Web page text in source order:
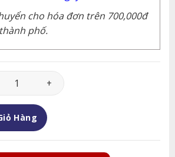
cho hóa đơn trên 700,000đ
phố.
Buồn - HCB051 số lượng
Hàng